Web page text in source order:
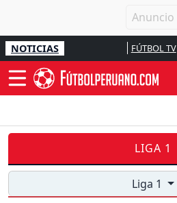
NOTICIAS FÚTBOL TV
LIGA 1
Liga 1